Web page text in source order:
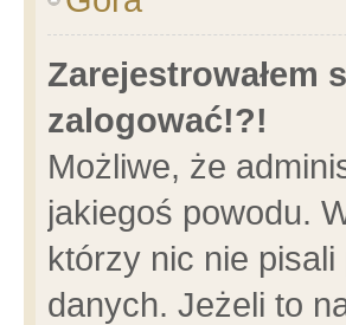
Zarejestrowałem
zalogować!?!
Możliwe, że
jakiegoś powodu.
którzy nic nie
danych. Jeżeli to